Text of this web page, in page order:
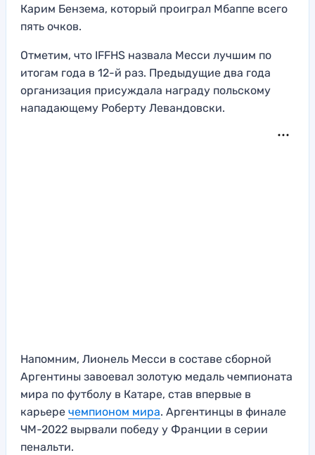
Карим Бензема, который проиграл Мбаппе всего
пять очков.
Отметим, что IFFHS назвала Месси лучшим по
итогам года в 12-й раз. Предыдущие два года
организация присуждала награду польскому
нападающему Роберту Левандовски.
Напомним, Лионель Месси в составе сборной
Аргентины завоевал золотую медаль чемпионата
мира по футболу в Катаре, став впервые в
карьере чемпионом мира. Аргентинцы в финале
ЧМ-2022 вырвали победу у Франции в серии
пенальти.